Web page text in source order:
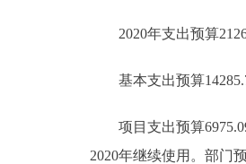
2020年支出预算
基本支出预算
项目支出预算6975.09
2020年继续使用。部门